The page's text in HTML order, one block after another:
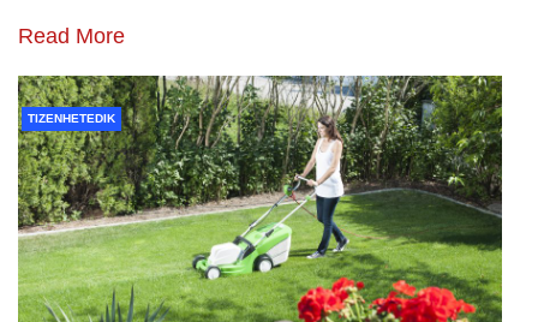
Read More
TIZENHETEDIK